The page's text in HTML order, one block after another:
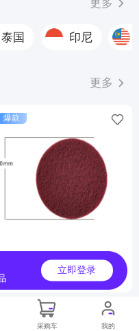
更多
泰国 印尼
更多
爆款
工业百洁布
月销 500000+
立即登录
采购车 我的